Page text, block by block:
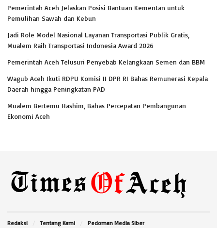
Pemerintah Aceh Jelaskan Posisi Bantuan Kementan untuk
Pemulihan Sawah dan Kebun
Jadi Role Model Nasional Layanan Transportasi Publik Gratis,
Mualem Raih Transportasi Indonesia Award 2026
Pemerintah Aceh Telusuri Penyebab Kelangkaan Semen dan BBM
Wagub Aceh Ikuti RDPU Komisi II DPR RI Bahas Remunerasi Kepala
Daerah hingga Peningkatan PAD
Mualem Bertemu Hashim, Bahas Percepatan Pembangunan
Ekonomi Aceh
Redaksi Tentang Kami Pedoman Media Siber